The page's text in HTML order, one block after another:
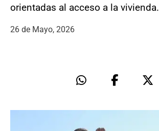
orientadas al acceso a la vivienda.
26 de Mayo, 2026